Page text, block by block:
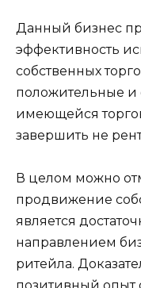
Данный бизнес
эффективность
собственных
положительные и
имеющейся
завершить не
В целом можно
продвижение
является
направлением
ритейла.